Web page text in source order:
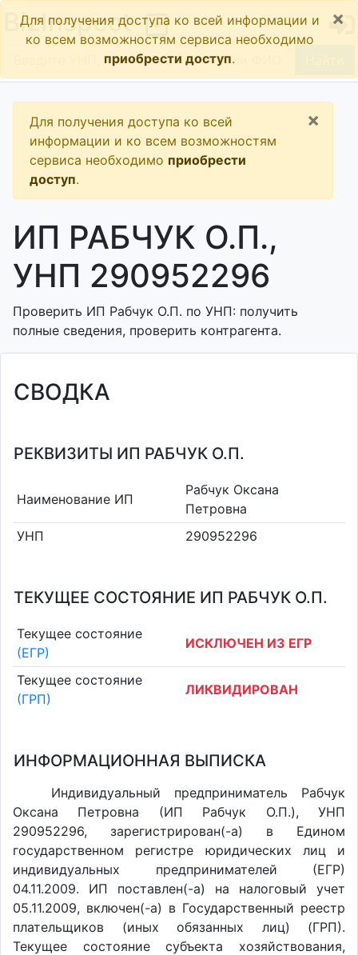
BizInspect
Для получения доступа ко всей информации и
ко всем возможностям сервиса необходимо
приобрести доступ.
×
Для получения доступа ко всей
информации и ко всем возможностям
сервиса необходимо приобрести
доступ.
×
ИП РАБЧУК О.П.,
УНП 290952296
Проверить ИП Рабчук О.П. по УНП: получить
полные сведения, проверить контрагента.
СВОДКА
РЕКВИЗИТЫ ИП РАБЧУК О.П.
Наименование ИП
Рабчук Оксана
Петровна
УНП
290952296
ТЕКУЩЕЕ СОСТОЯНИЕ ИП РАБЧУК О.П.
Текущее состояние
(ЕГР)
ИСКЛЮЧЕН ИЗ ЕГР
Текущее состояние
(ГРП)
ЛИКВИДИРОВАН
ИНФОРМАЦИОННАЯ ВЫПИСКА
Индивидуальный предприниматель Рабчук
Оксана Петровна (ИП Рабчук О.П.), УНП
290952296, зарегистрирован(-а) в Едином
государственном регистре юридических лиц и
индивидуальных предпринимателей (ЕГР)
04.11.2009. ИП поставлен(-a) на налоговый учет
05.11.2009, включен(-a) в Государственный реестр
плательщиков (иных обязанных лиц) (ГРП).
Текущее состояние субъекта хозяйствования,